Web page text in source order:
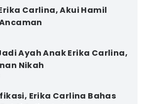
Carlina, Akui Hamil
Ayah Anak Erika Carlina,
Nikah
Erika Carlina Bahas